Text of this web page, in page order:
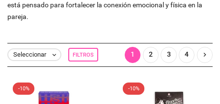
está pensado para fortalecer la conexión emocional y física en la
pareja.
Seleccionar  FILTROS 1 2 3 4 
-10% -10%